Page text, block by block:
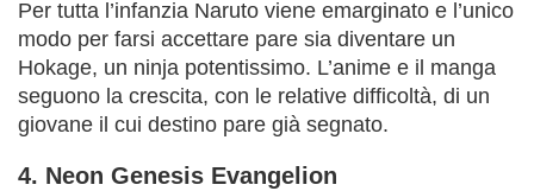
Per tutta l’infanzia Naruto viene emarginato e l’unico
modo per farsi accettare pare sia diventare un
Hokage, un ninja potentissimo. L’anime e il manga
seguono la crescita, con le relative difficoltà, di un
giovane il cui destino pare già segnato.
4. Neon Genesis Evangelion